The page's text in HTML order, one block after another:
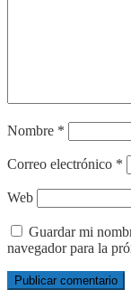
Nombre *
Correo electrónico *
Web
Guardar mi
navegador para la